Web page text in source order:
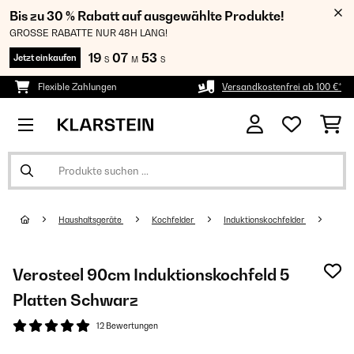
Bis zu 30 % Rabatt auf ausgewählte Produkte!
GROSSE RABATTE NUR 48H LANG!
Jetzt einkaufen 19 S 07 M 53 S
Flexible Zahlungen Versandkostenfrei ab 100 €*
Haushaltsgeräte Kochfelder Induktionskochfelder
Verosteel 90cm Induktionskochfeld 5
Platten Schwarz
12 Bewertungen